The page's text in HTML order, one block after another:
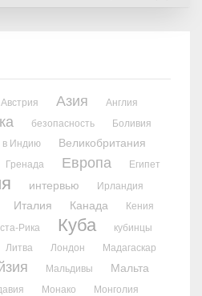
Австрия Азия Англия
безопасность
Боливия
в Индию
Великобритания
Гренада Европа Египет
интервью
Ирландия
Италия Канада Кения
Рика Куба кубинцы
Литва Лондон
Мадагаскар
Мальдивы Мальта
Монако Монголия